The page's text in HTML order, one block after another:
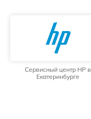
Сервисный центр HP в
Екатеринбурге